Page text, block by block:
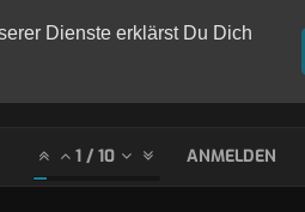
Dienste erklärst Du Dich
1 / 10 ANMELDEN